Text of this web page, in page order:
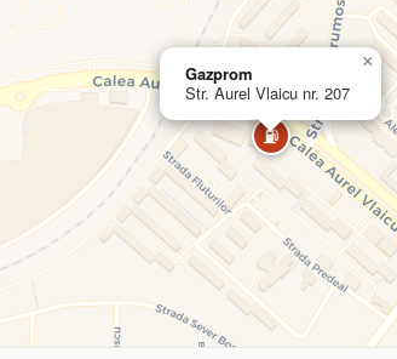
⛽
Gazprom
Str. Aurel Vlaicu nr. 207
×